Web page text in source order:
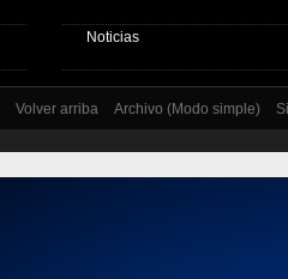
Noticias
Volver arriba Archivo (Modo simple)